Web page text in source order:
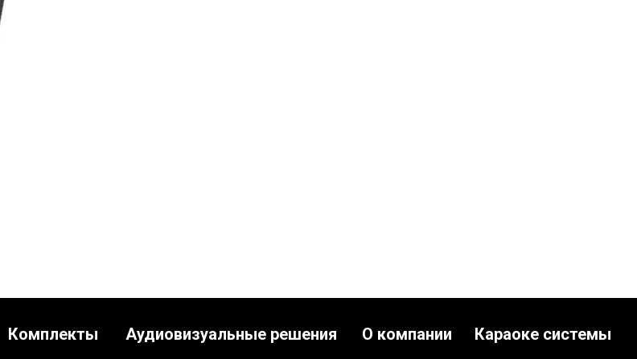
Комплекты Аудиовизуальные решения О компании Караоке системы